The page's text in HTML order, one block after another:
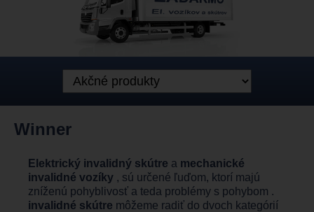
Winner
Elektrický invalidný skútre a mechanické
invalidné vozíky , sú určené ľuďom, ktorí majú
zníženú pohyblivosť a teda problémy s pohybom .
invalidné skútre môžeme radiť do dvoch kategórií